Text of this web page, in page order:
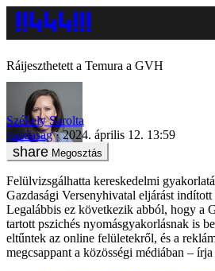
Ráijeszthetett a Temura a GVH
Székely Sarolta
gazdaság
2024. április 12. 13:59
Megosztás
Felülvizsgálhatta kereskedelmi
Gazdasági Versenyhivatal eljárást indított
Legalábbis ez következik abból, hogy a
tartott pszichés nyomásgyakorlásnak is
eltűntek az online felületekről, és a
megcsappant a közösségi médiában – írja